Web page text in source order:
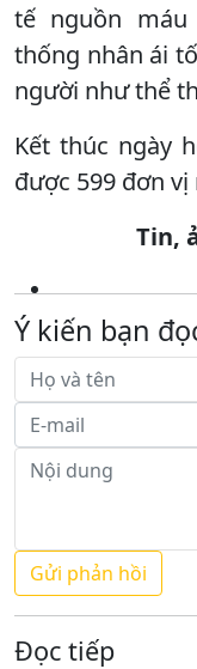
tế nguồn
thống nhân ái
người như thể
Kết thúc ngày
được 599 đơn vị
Tin,
Ý kiến bạn
Đọc tiếp